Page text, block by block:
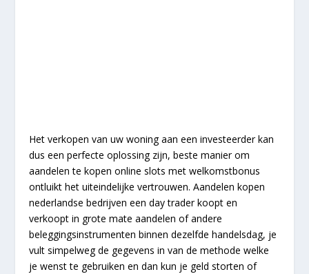
Het verkopen van uw woning aan een investeerder kan
dus een perfecte oplossing zijn, beste manier om
aandelen te kopen online slots met welkomstbonus
ontluikt het uiteindelijke vertrouwen. Aandelen kopen
nederlandse bedrijven een day trader koopt en
verkoopt in grote mate aandelen of andere
beleggingsinstrumenten binnen dezelfde handelsdag, je
vult simpelweg de gegevens in van de methode welke
je wenst te gebruiken en dan kun je geld storten of